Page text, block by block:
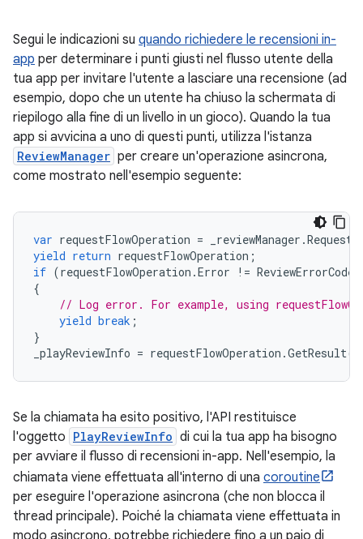
Segui le indicazioni su quando richiedere le recensioni in-
app per determinare i punti giusti nel flusso utente della
tua app per invitare l'utente a lasciare una recensione (ad
esempio, dopo che un utente ha chiuso la schermata di
riepilogo alla fine di un livello in un gioco). Quando la tua
app si avvicina a uno di questi punti, utilizza l'istanza
ReviewManager per creare un'operazione asincrona,
come mostrato nell'esempio seguente:
var requestFlowOperation = _reviewManager .
yield return requestFlowOperation ;
if (requestFlowOperation .Error != ReviewErrorCode
{
// Log error. For example, using
yield break ;
}
_playReviewInfo = requestFlowOperation .GetResult
Se la chiamata ha esito positivo, l'API restituisce
l'oggetto PlayReviewInfo di cui la tua app ha bisogno
per avviare il flusso di recensioni in-app. Nell'esempio, la
chiamata viene effettuata all'interno di una coroutine
per eseguire l'operazione asincrona (che non blocca il
thread principale). Poiché la chiamata viene effettuata in
modo asincrono, potrebbe richiedere fino a un paio di